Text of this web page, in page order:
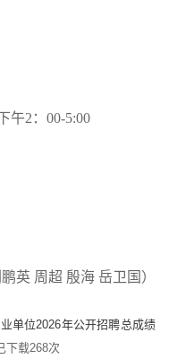
午2：00-5:00
英 周超 殷海 岳卫国 ）
单位2026年公开招聘总成绩
下载268次